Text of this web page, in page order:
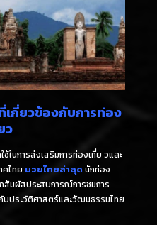
กี่ยวข้องกับการท่อง
ว
ในการส่งเสริมการท่องเที่ย วและ
ศไทย มวยไทยล่าสุดนักท่อง
สัมผัสประสบการณ์การชมการ
บประวัติศาสตร์และวัฒนธรรมไทย